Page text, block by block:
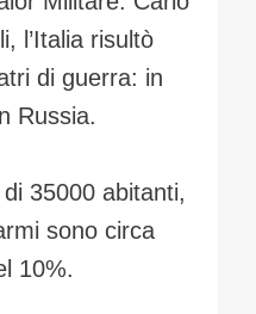
l’Italia risultò
di guerra: in
Russia.
35000 abitanti,
sono circa
10%.